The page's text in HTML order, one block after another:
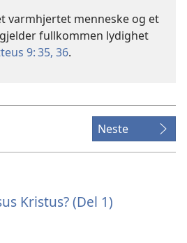
varmhjertet menneske og et
fullkommen lydighet
9: 35, 36.
Neste
Kristus? (Del 1)